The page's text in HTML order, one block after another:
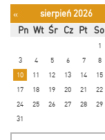
« sierpień 2026
Pn Wt Śr Cz Pt So
1
3
4 5 6 7 8
10
11 12 13 14 15
17
18 19 20 21 22
24
25 26 27 28 29
31